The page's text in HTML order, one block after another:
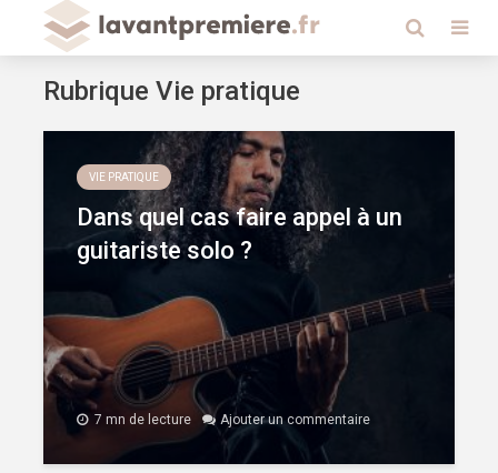
Rubrique Vie pratique
VIE PRATIQUE
Dans quel cas faire appel à un
guitariste solo ?
7 mn de lecture Ajouter un commentaire